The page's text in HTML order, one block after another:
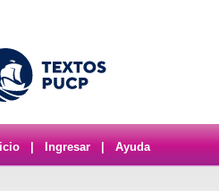
Ingresar Ayuda